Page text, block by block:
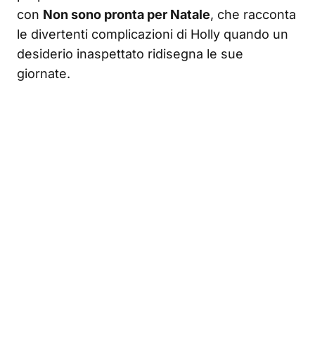
con Non sono pronta per Natale, che racconta
le divertenti complicazioni di Holly quando un
desiderio inaspettato ridisegna le sue
giornate.